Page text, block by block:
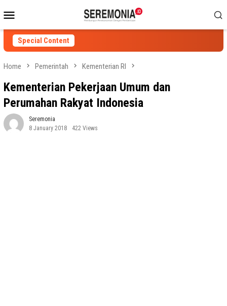
to
contentMenu
Special Content
Home Pemerintah Kementerian RI
Kementerian Pekerjaan Umum dan
Perumahan Rakyat Indonesia
Seremonia
8 January 2018
422 Views